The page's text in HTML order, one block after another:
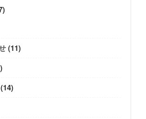
(11)
(14)